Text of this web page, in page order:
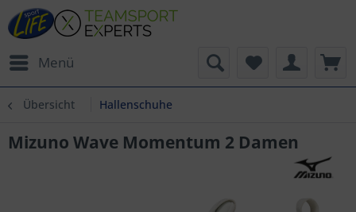
Menü
Übersicht Hallenschuhe
Mizuno Wave Momentum 2 Damen